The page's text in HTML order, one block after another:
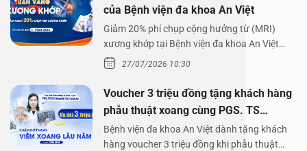
của Bệnh viện đa khoa An Việt
Giảm 20% phí chụp cộng hưởng từ (MRI)
xương khớp tại Bệnh viện đa khoa An Việt
Bệnh viện đa…
27/07/2026 10:30
Voucher 3 triệu đồng tặng khách hàng
phẫu thuật xoang cùng PGS. TS
Nguyễn Thị Hoài An
Bệnh viện đa khoa An Việt dành tặng khách
hàng voucher 3 triệu đồng khi phẫu thuật